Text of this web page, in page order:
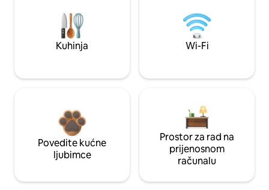
Kuhinja Wi-Fi
Povedite kućne
ljubimce
Prostor za rad na
prijenosnom
računalu